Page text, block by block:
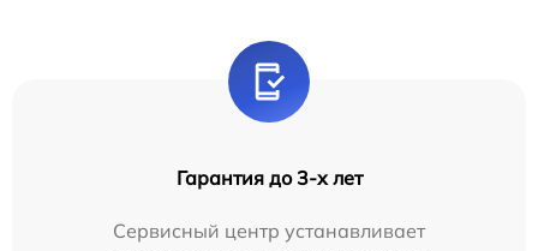
Гарантия до 3-х лет
Сервисный центр устанавливает